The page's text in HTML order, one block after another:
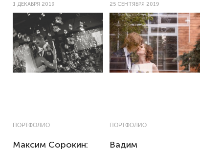
1 ДЕКАБРЯ 2019
ПОРТФОЛИО
Максим Сорокин:
25 СЕНТЯБРЯ 2019
ПОРТФОЛИО
Вадим